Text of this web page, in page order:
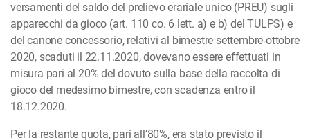
versamenti del saldo del prelievo erariale unico (PREU) sugli
apparecchi da gioco (art. 110 co. 6 lett. a) e b) del TULPS) e
del canone concessorio, relativi al bimestre settembre-ottobre
2020, scaduti il 22.11.2020, dovevano essere effettuati in
misura pari al 20% del dovuto sulla base della raccolta di
gioco del mede­simo bimestre, con scadenza entro il
18.12.2020.
Per la restante quota, pari all’80%, era stato previsto il